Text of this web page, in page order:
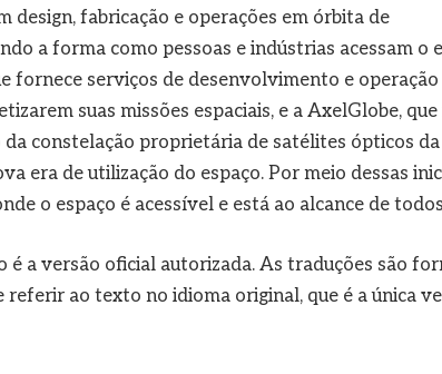
fabricação e operações em órbita de
a forma como pessoas e indústrias acessam o
fornece serviços de desenvolvimento e operação
suas missões espaciais, e a AxelGlobe,
constelação proprietária de satélites ópticos da
era de utilização do espaço. Por meio dessas
o espaço é acessível e está ao alcance de
a versão oficial autorizada. As traduções são
referir ao texto no idioma original, que é a única